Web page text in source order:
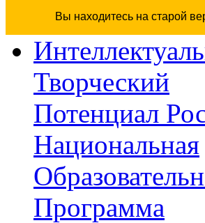
Вы находитесь на старой
Творческий
Потенциал
Национальная
Программа